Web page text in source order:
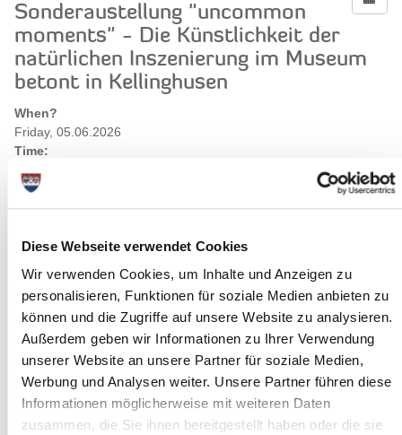
Diese Webseite verwendet Cookies
Wir verwenden Cookies, um Inhalte und Anzeigen zu
personalisieren, Funktionen für soziale Medien anbieten zu
können und die Zugriffe auf unsere Website zu analysieren.
Außerdem geben wir Informationen zu Ihrer Verwendung
unserer Website an unsere Partner für soziale Medien,
Werbung und Analysen weiter. Unsere Partner führen diese
Informationen möglicherweise mit weiteren Daten
zusammen, die Sie ihnen bereitgestellt haben oder die sie
Sonderaustellung "uncommon
moments" - Die Künstlichkeit der
natürlichen Inszenierung im Museum
betont in Kellinghusen
When?
Friday, 05.06.2026
Time:
10:00 Uhr - 13:00 Uhr
Where exactly?
Museum betont, Am Markt 9 ,Kellinghusen
Die Sonderausstellung ist im normalen Museumseintritt von €
Category:
Ausstellungen
Long description
Vom 26. März bis zum 7. Juni 2026 zeigt das Museum betont die
Sonderausstellung "uncommon moments" mit Arbeiten des
international vertretenen Künstlers Thorsten Ritzmann. Auf
seinen Fotografien inszeniert der Künstler berühmte